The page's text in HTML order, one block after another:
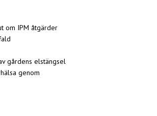
om IPM åtgärder
gårdens elstängsel
genom